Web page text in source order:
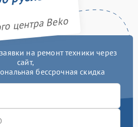
центра Beko
на ремонт техники через
сайт,
бессрочная скидка